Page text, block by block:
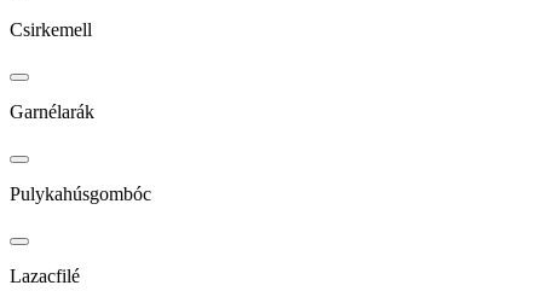
Csirkemell
Garnélarák
Pulykahúsgombóc
Lazacfilé